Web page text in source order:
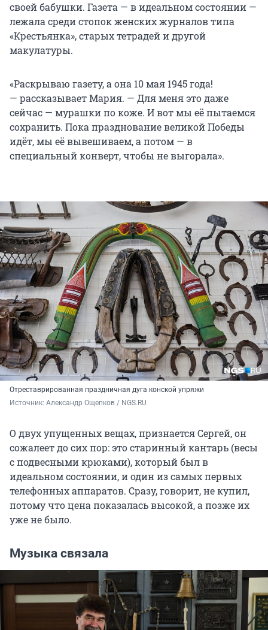
своей бабушки. Газета — в идеальном состоянии —
лежала среди стопок женских журналов типа
«Крестьянка», старых тетрадей и другой
макулатуры.
«Раскрываю газету, а она 10 мая 1945 года!
— рассказывает Мария. — Для меня это даже
сейчас — мурашки по коже. И вот мы её пытаемся
сохранить. Пока празднование великой Победы
идёт, мы её вывешиваем, а потом — в
специальный конверт, чтобы не выгорала».
Отреставрированная праздничная дуга конской упряжи
Источник: Александр Ощепков / NGS.RU
О двух упущенных вещах, признается Сергей, он
сожалеет до сих пор: это старинный кантарь (весы
с подвесными крюками), который был в
идеальном состоянии, и один из самых первых
телефонных аппаратов. Сразу, говорит, не купил,
потому что цена показалась высокой, а позже их
уже не было.
Музыка связала